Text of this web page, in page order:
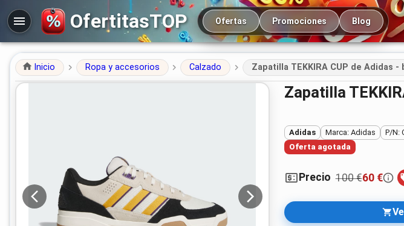
OfertitasTOP Navegación principal
Ofertas Promociones Blog
Inicio Ropa y accesorios Calzado Zapatilla TEKKIRA CUP de Adidas -
Zapatilla
Adidas Marca: Adidas
P/N:
Oferta agotada
Precio 100 €60 €